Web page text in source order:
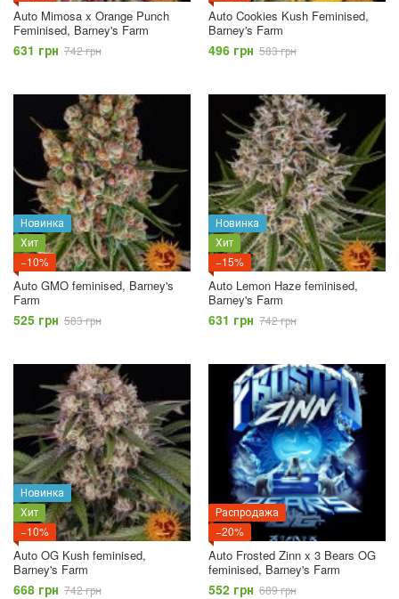
Auto Mimosa x Orange Punch
Feminised, Barney's Farm
631 грн 742 грн
Auto Cookies Kush Feminised,
Barney's Farm
496 грн 583 грн
Новинка
Хит
−10%
Auto GMO feminised, Barney's
Farm
525 грн 583 грн
Новинка
Хит
−15%
Auto Lemon Haze feminised,
Barney's Farm
631 грн 742 грн
Новинка
Хит
−10%
Auto OG Kush feminised,
Barney's Farm
668 грн 742 грн
Распродажа
−20%
Auto Frosted Zinn x 3 Bears OG
feminised, Barney's Farm
552 грн 689 грн